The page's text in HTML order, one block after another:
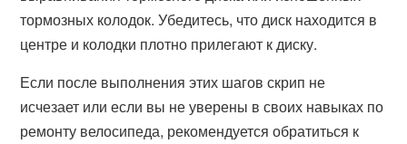
тормозных колодок. Убедитесь, что диск находится в
центре и колодки плотно прилегают к диску.
Если после выполнения этих шагов скрип не
исчезает или если вы не уверены в своих навыках по
ремонту велосипеда, рекомендуется обратиться к